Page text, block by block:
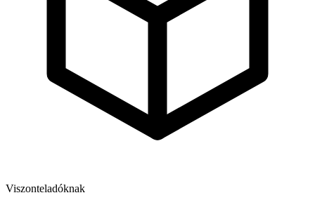
Viszonteladóknak